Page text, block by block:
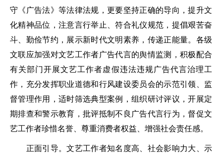
守《广告法》等法律法规，更要坚持正确的导向，提升文
化精神品位，注意言行举止、符合礼仪规范，提倡艰苦奋
斗、勤俭节约，展示新时代文明素养，传递正能量。各级
文联应加强对文艺工作者广告代言的舆情监测，积极配合
有关部门开展文艺工作者虚假违法违规广告代言治理工
作，充分发挥职业道德和行风建设委员会的示范引领、监
督管理作用，适时筛选典型案例，组织研讨评议，开展定
期排查和警示教育，批评抵制不良广告代言行为，督促文
艺工作者珍惜名誉、尊重消费者权益、增强社会责任感。
正面引导。文艺工作者知名度高、社会影响力大、示